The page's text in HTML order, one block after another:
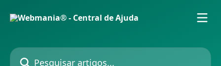
Pesquisar artigos...